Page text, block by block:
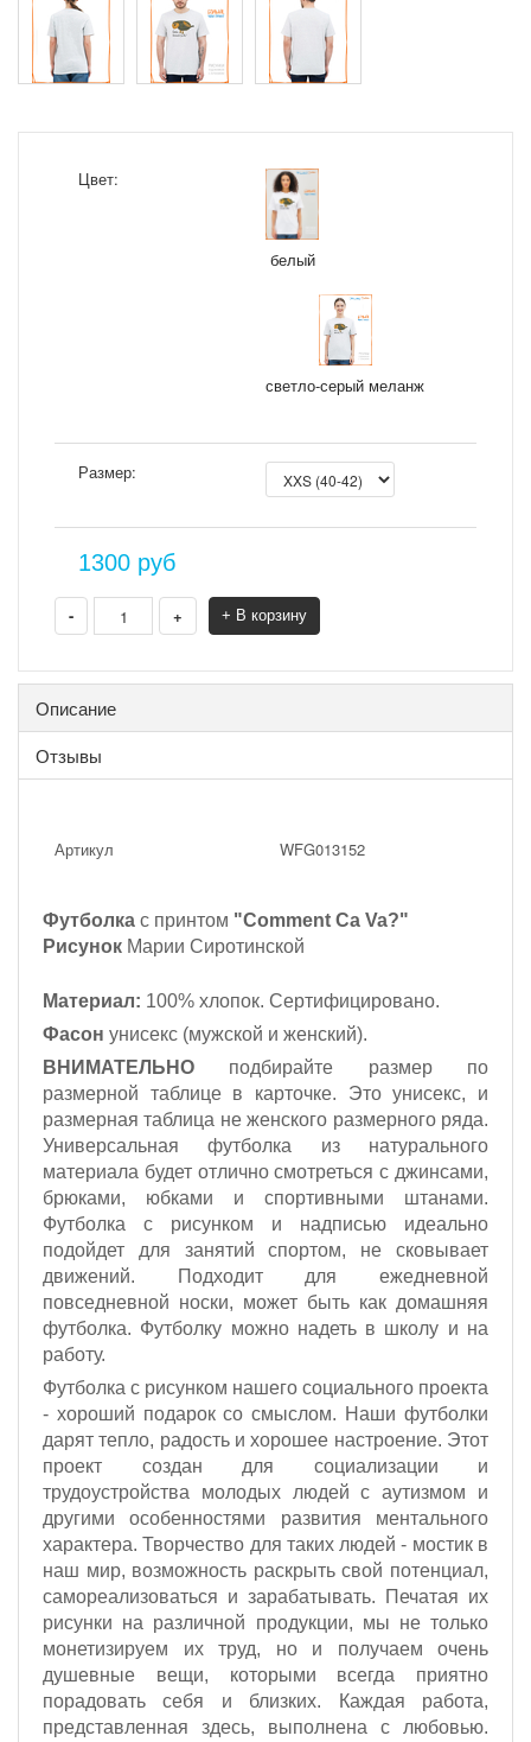
Цвет:
белый
светло-серый меланж
Размер:
1300 руб
- + + В корзину
Описание
Отзывы
Артикул WFG013152
Футболка с принтом "Comment Ca Va?"
Рисунок Марии Сиротинской
Материал: 100% хлопок. Сертифицировано.
Фасон унисекс (мужской и женский).
ВНИМАТЕЛЬНО подбирайте размер по
размерной таблице в карточке. Это унисекс, и
размерная таблица не женского размерного ряда.
Универсальная футболка из натурального
материала будет отлично смотреться с джинсами,
брюками, юбками и спортивными штанами.
Футболка с рисунком и надписью идеально
подойдет для занятий спортом, не сковывает
движений. Подходит для ежедневной
повседневной носки, может быть как домашняя
футболка. Футболку можно надеть в школу и на
работу.
Футболка с рисунком нашего социального проекта
- хороший подарок со смыслом. Наши футболки
дарят тепло, радость и хорошее настроение. Этот
проект создан для социализации и
трудоустройства молодых людей с аутизмом и
другими особенностями развития ментального
характера. Творчество для таких людей - мостик в
наш мир, возможность раскрыть свой потенциал,
самореализоваться и зарабатывать. Печатая их
рисунки на различной продукции, мы не только
монетизируем их труд, но и получаем очень
душевные вещи, которыми всегда приятно
порадовать себя и близких. Каждая работа,
представленная здесь, выполнена с любовью.